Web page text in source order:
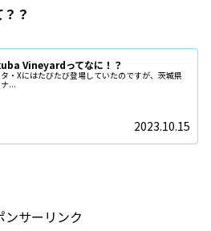
？
Vineyardってなに！？
・Xにはたびたび登場していたのですが、茨城県
...
2023.10.15
ンサーリンク